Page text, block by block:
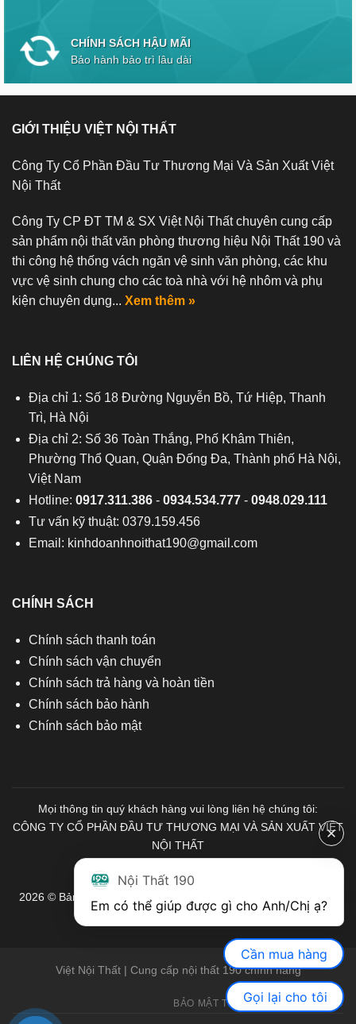
CHÍNH SÁCH HẬU MÃI
Bảo hành bảo trì lâu dài
GIỚI THIỆU VIỆT NỘI THẤT
Công Ty Cổ Phần Đầu Tư Thương Mại Và Sản Xuất Việt
Nội Thất
Công Ty CP ĐT TM & SX Việt Nội Thất chuyên cung cấp
sản phẩm nội thất văn phòng thương hiệu Nội Thất 190 và
thi công hệ thống vách ngăn vệ sinh văn phòng, các khu
vực vệ sinh chung cho các toà nhà với hệ nhôm và phụ
kiện chuyên dụng... Xem thêm »
LIÊN HỆ CHÚNG TÔI
Địa chỉ 1: Số 18 Đường Nguyễn Bồ, Tứ Hiệp, Thanh
Trì, Hà Nội
Địa chỉ 2: Số 36 Toàn Thắng, Phố Khâm Thiên,
Phường Thổ Quan, Quận Đống Đa, Thành phố Hà Nội,
Việt Nam
Hotline: 0917.311.386- 0934.534.777- 0948.029.111
Tư vấn kỹ thuật: 0379.159.456
Email: kinhdoanhnoithat190@gmail.com
CHÍNH SÁCH
Chính sách thanh toán
Chính sách vận chuyển
Chính sách trả hàng và hoàn tiền
Chính sách bảo hành
Chính sách bảo mật
Mọi thông tin quý khách hàng vui lòng liên hệ chúng tôi:
CÔNG TY CỔ PHẦN ĐẦU TƯ THƯƠNG MẠI VÀ SẢN XUẤT VIỆT
NỘI THẤT
2026 © Bản quyền thuộc về Nội Thất 190. Mọi quyền được bảo
lưu.
Việt Nội Thất | Cung cấp nội thất 190 chính hãng
BẢO MẬT THÔNG TIN GIỚI THIỆU
Nội Thất 190
Cần mua hàng
Gọi lại cho tôi